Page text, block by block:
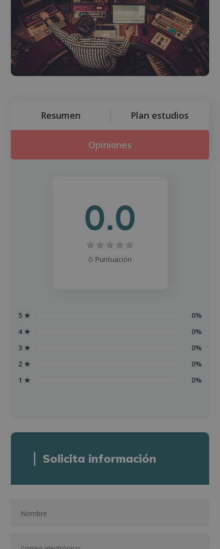
Resumen Plan estudios
Opiniones
0.0
0 Puntuación
5 ★
0%
4 ★
0%
3 ★
0%
2 ★
0%
1 ★
0%
Solicita información